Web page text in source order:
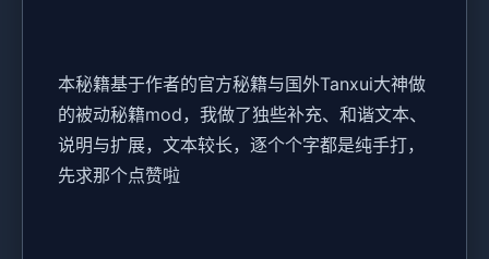
本秘籍基于作者的官方秘籍与国外Tanxui大神做
的被动秘籍mod，我做了独些补充、和谐文本、
说明与扩展，文本较长，逐个个字都是纯手打，
先求那个点赞啦